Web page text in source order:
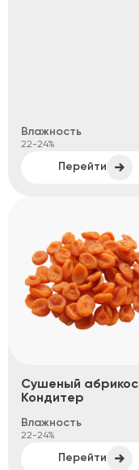
Влажность
22-24%
Перейти
Сушеный абрикос
Кондитер
Влажность
22-24%
Перейти